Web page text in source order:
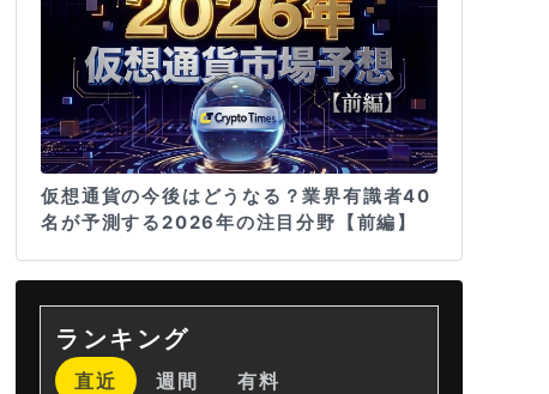
仮想通貨の今後はどうなる？業界有識者40
名が予測する2026年の注目分野【前編】
ランキング
直近 週間 有料